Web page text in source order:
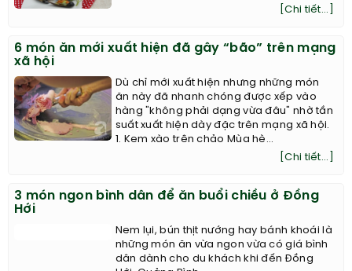
[Chi tiết...]
6 món ăn mới xuất hiện đã gây “bão” trên mạng
xã hội
Dù chỉ mới xuất hiện nhưng những món
ăn này đã nhanh chóng được xếp vào
hàng "không phải dạng vừa đâu" nhờ tần
suất xuất hiện dày đặc trên mạng xã hội.
1. Kem xào trên chảo Mùa hè...
[Chi tiết...]
3 món ngon bình dân để ăn buổi chiều ở Đồng
Hới
Nem lụi, bún thịt nướng hay bánh khoái là
những món ăn vừa ngon vừa có giá bình
dân dành cho du khách khi đến Đồng